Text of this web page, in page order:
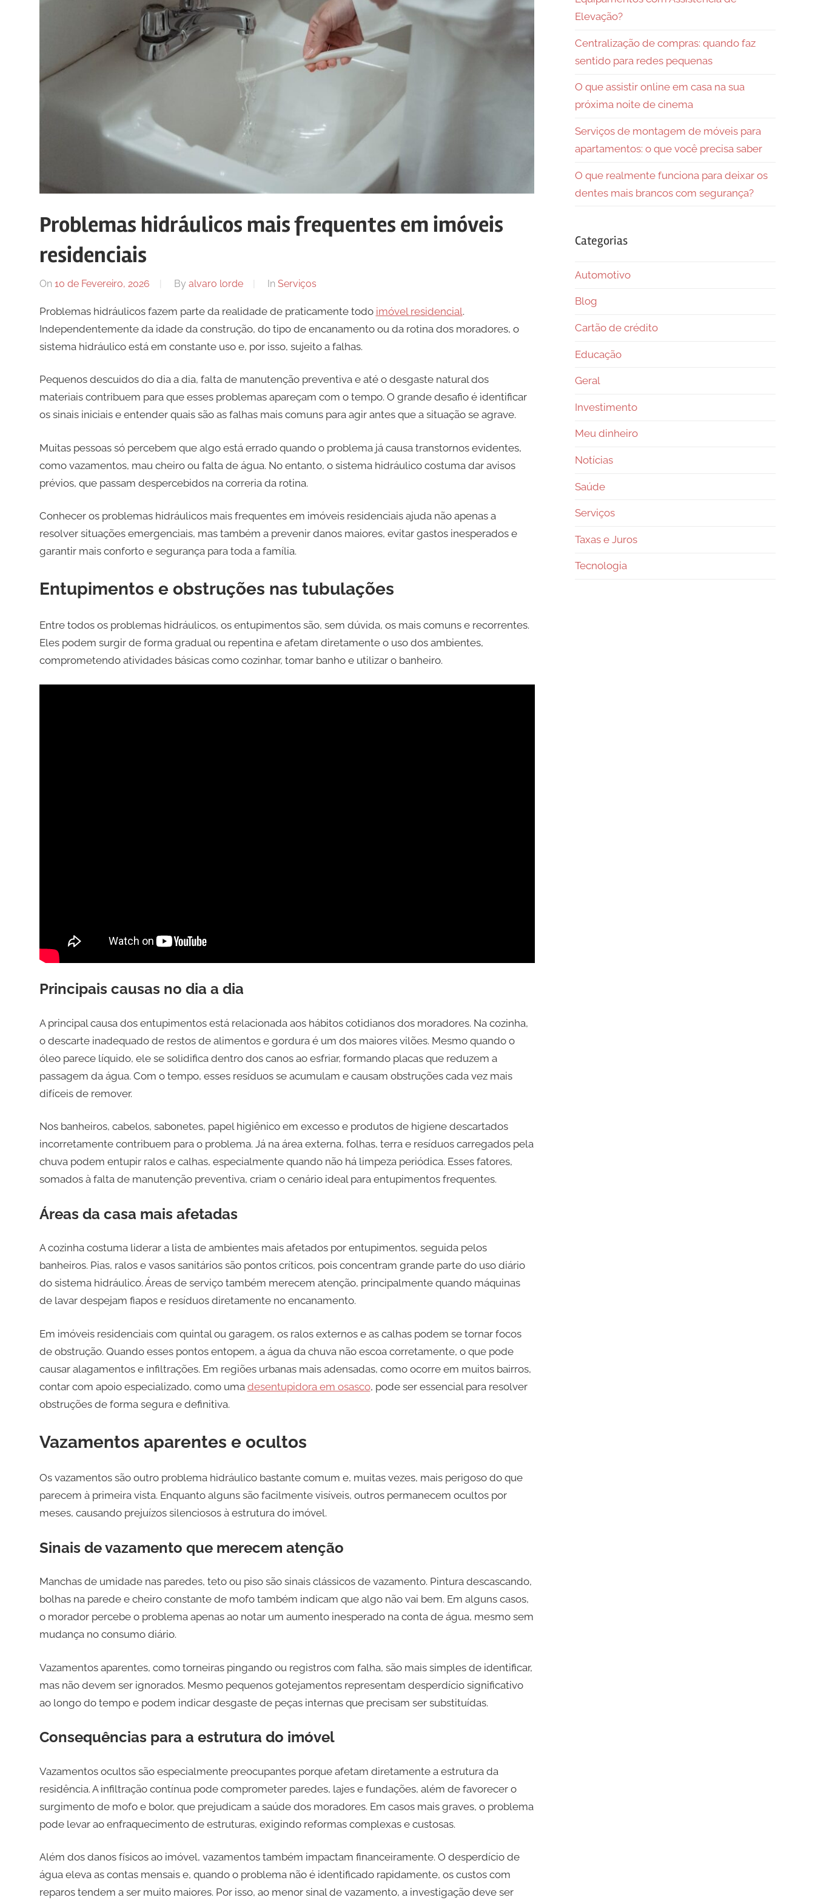
Problemas hidráulicos mais frequentes em imóveis
residenciais
On 10 de Fevereiro, 2026 By alvaro lorde In Serviços
Problemas hidráulicos fazem parte da realidade de praticamente todo imóvel residencial.
Independentemente da idade da construção, do tipo de encanamento ou da rotina dos moradores, o
sistema hidráulico está em constante uso e, por isso, sujeito a falhas.
Pequenos descuidos do dia a dia, falta de manutenção preventiva e até o desgaste natural dos
materiais contribuem para que esses problemas apareçam com o tempo. O grande desafio é identificar
os sinais iniciais e entender quais são as falhas mais comuns para agir antes que a situação se agrave.
Muitas pessoas só percebem que algo está errado quando o problema já causa transtornos evidentes,
como vazamentos, mau cheiro ou falta de água. No entanto, o sistema hidráulico costuma dar avisos
prévios, que passam despercebidos na correria da rotina.
Conhecer os problemas hidráulicos mais frequentes em imóveis residenciais ajuda não apenas a
resolver situações emergenciais, mas também a prevenir danos maiores, evitar gastos inesperados e
garantir mais conforto e segurança para toda a família.
Entupimentos e obstruções nas tubulações
Entre todos os problemas hidráulicos, os entupimentos são, sem dúvida, os mais comuns e recorrentes.
Eles podem surgir de forma gradual ou repentina e afetam diretamente o uso dos ambientes,
comprometendo atividades básicas como cozinhar, tomar banho e utilizar o banheiro.
Principais causas no dia a dia
A principal causa dos entupimentos está relacionada aos hábitos cotidianos dos moradores. Na cozinha,
o descarte inadequado de restos de alimentos e gordura é um dos maiores vilões. Mesmo quando o
óleo parece líquido, ele se solidifica dentro dos canos ao esfriar, formando placas que reduzem a
passagem da água. Com o tempo, esses resíduos se acumulam e causam obstruções cada vez mais
difíceis de remover.
Nos banheiros, cabelos, sabonetes, papel higiênico em excesso e produtos de higiene descartados
incorretamente contribuem para o problema. Já na área externa, folhas, terra e resíduos carregados pela
chuva podem entupir ralos e calhas, especialmente quando não há limpeza periódica. Esses fatores,
somados à falta de manutenção preventiva, criam o cenário ideal para entupimentos frequentes.
Áreas da casa mais afetadas
A cozinha costuma liderar a lista de ambientes mais afetados por entupimentos, seguida pelos
banheiros. Pias, ralos e vasos sanitários são pontos críticos, pois concentram grande parte do uso diário
do sistema hidráulico. Áreas de serviço também merecem atenção, principalmente quando máquinas
de lavar despejam fiapos e resíduos diretamente no encanamento.
Em imóveis residenciais com quintal ou garagem, os ralos externos e as calhas podem se tornar focos
de obstrução. Quando esses pontos entopem, a água da chuva não escoa corretamente, o que pode
causar alagamentos e infiltrações. Em regiões urbanas mais adensadas, como ocorre em muitos bairros,
contar com apoio especializado, como uma desentupidora em osasco, pode ser essencial para resolver
obstruções de forma segura e definitiva.
Vazamentos aparentes e ocultos
Os vazamentos são outro problema hidráulico bastante comum e, muitas vezes, mais perigoso do que
parecem à primeira vista. Enquanto alguns são facilmente visíveis, outros permanecem ocultos por
meses, causando prejuízos silenciosos à estrutura do imóvel.
Sinais de vazamento que merecem atenção
Manchas de umidade nas paredes, teto ou piso são sinais clássicos de vazamento. Pintura descascando,
bolhas na parede e cheiro constante de mofo também indicam que algo não vai bem. Em alguns casos,
o morador percebe o problema apenas ao notar um aumento inesperado na conta de água, mesmo sem
mudança no consumo diário.
Vazamentos aparentes, como torneiras pingando ou registros com falha, são mais simples de identificar,
mas não devem ser ignorados. Mesmo pequenos gotejamentos representam desperdício significativo
ao longo do tempo e podem indicar desgaste de peças internas que precisam ser substituídas.
Consequências para a estrutura do imóvel
Vazamentos ocultos são especialmente preocupantes porque afetam diretamente a estrutura da
residência. A infiltração contínua pode comprometer paredes, lajes e fundações, além de favorecer o
surgimento de mofo e bolor, que prejudicam a saúde dos moradores. Em casos mais graves, o problema
pode levar ao enfraquecimento de estruturas, exigindo reformas complexas e custosas.
Além dos danos físicos ao imóvel, vazamentos também impactam financeiramente. O desperdício de
água eleva as contas mensais e, quando o problema não é identificado rapidamente, os custos com
reparos tendem a ser muito maiores. Por isso, ao menor sinal de vazamento, a investigação deve ser
Elevação?
Centralização de compras: quando faz
sentido para redes pequenas
O que assistir online em casa na sua
próxima noite de cinema
Serviços de montagem de móveis para
apartamentos: o que você precisa saber
O que realmente funciona para deixar os
dentes mais brancos com segurança?
Categorias
Automotivo
Blog
Cartão de crédito
Educação
Geral
Investimento
Meu dinheiro
Notícias
Saúde
Serviços
Taxas e Juros
Tecnologia